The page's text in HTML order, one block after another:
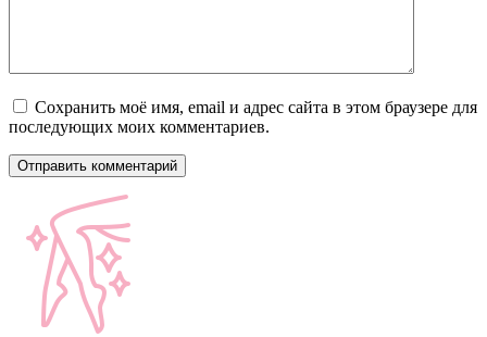
Сохранить моё имя, email и адрес сайта в этом браузере для
последующих моих комментариев.